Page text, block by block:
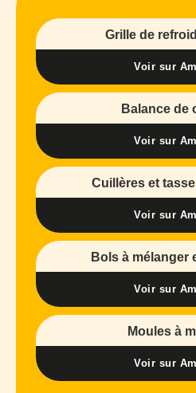
Grille de
Voir sur
Balance de
Voir sur
Cuillères et
Voir sur
Bols à mélanger
Voir sur
Moules à
Voir sur